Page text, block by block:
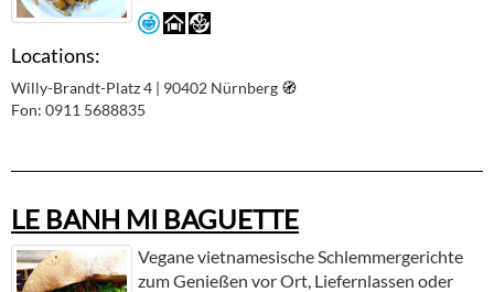
Locations:
Willy-Brandt-Platz 4 | 90402 Nürnberg 🧭︎
Fon: 0911 5688835
LE BANH MI BAGUETTE
Vegane vietnamesische Schlemmergerichte
zum Genießen vor Ort, Liefernlassen oder